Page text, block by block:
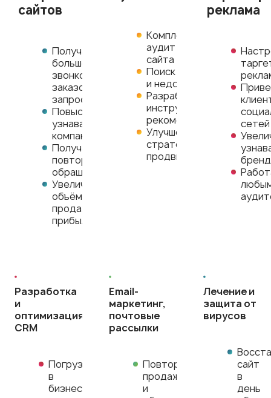
сайтов
Получайте
больше
звонков,
заказов,
запросов
Повысьте
узнаваемость
компании
Получайте
повторные
обращения
Увеличивайте
объём
продаж и
прибыль
Комплексный
аудит вашего
сайта
Поиск ошибок
и недочётов
Разработка
инструкций и
рекомендаций
Улучшение
стратегии
продвижения
реклама
сетей
Разработка
и
оптимизация
CRM
Погрузимся
в
бизнес,
Email-
маркетинг,
почтовые
рассылки
Повторные
продажи
и
Лечение и
защита от
вирусов
сайт
в
день